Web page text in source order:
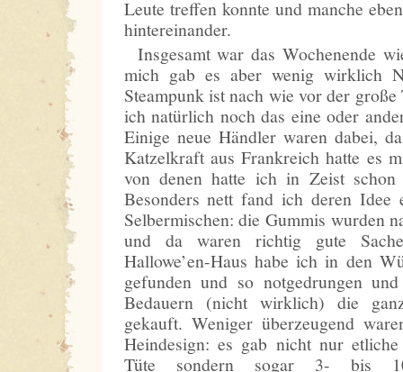
Leute treffen konnte und manche
hintereinander.
Insgesamt war das Wochenende
mich gab es aber wenig wirklich
Steampunk ist nach wie vor der
ich natürlich noch das eine oder
Einige neue Händler waren dabei,
Katzelkraft aus Frankreich hatte es
von denen hatte ich in Zeist schon
Besonders nett fand ich deren Idee
Selbermischen: die Gummis wurden
und da waren richtig gute
Hallowe’en-Haus habe ich in den
gefunden und so notgedrungen
Bedauern (nicht wirklich) die
gekauft. Weniger überzeugend
Heindesign: es gab nicht nur
Tüte sondern sogar 3- bis